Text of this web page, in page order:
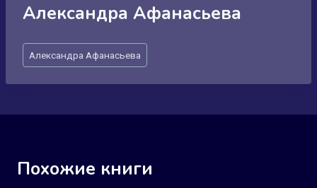
Александра Афанасьева
Метки
записи:
Александра Афанасьева
Похожие книги